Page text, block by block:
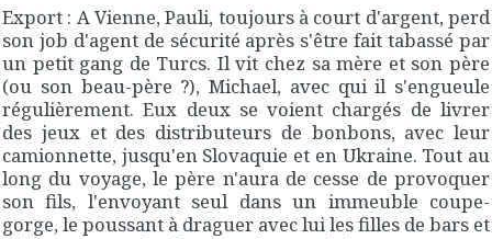
Export : A Vienne, Pauli, toujours à court d'argent, perd
son job d'agent de sécurité après s'être fait tabassé par
un petit gang de Turcs. Il vit chez sa mère et son père
(ou son beau-père ?), Michael, avec qui il s'engueule
régulièrement. Eux deux se voient chargés de livrer
des jeux et des distributeurs de bonbons, avec leur
camionnette, jusqu'en Slovaquie et en Ukraine. Tout au
long du voyage, le père n'aura de cesse de provoquer
son fils, l'envoyant seul dans un immeuble coupe-
gorge, le poussant à draguer avec lui les filles de bars et